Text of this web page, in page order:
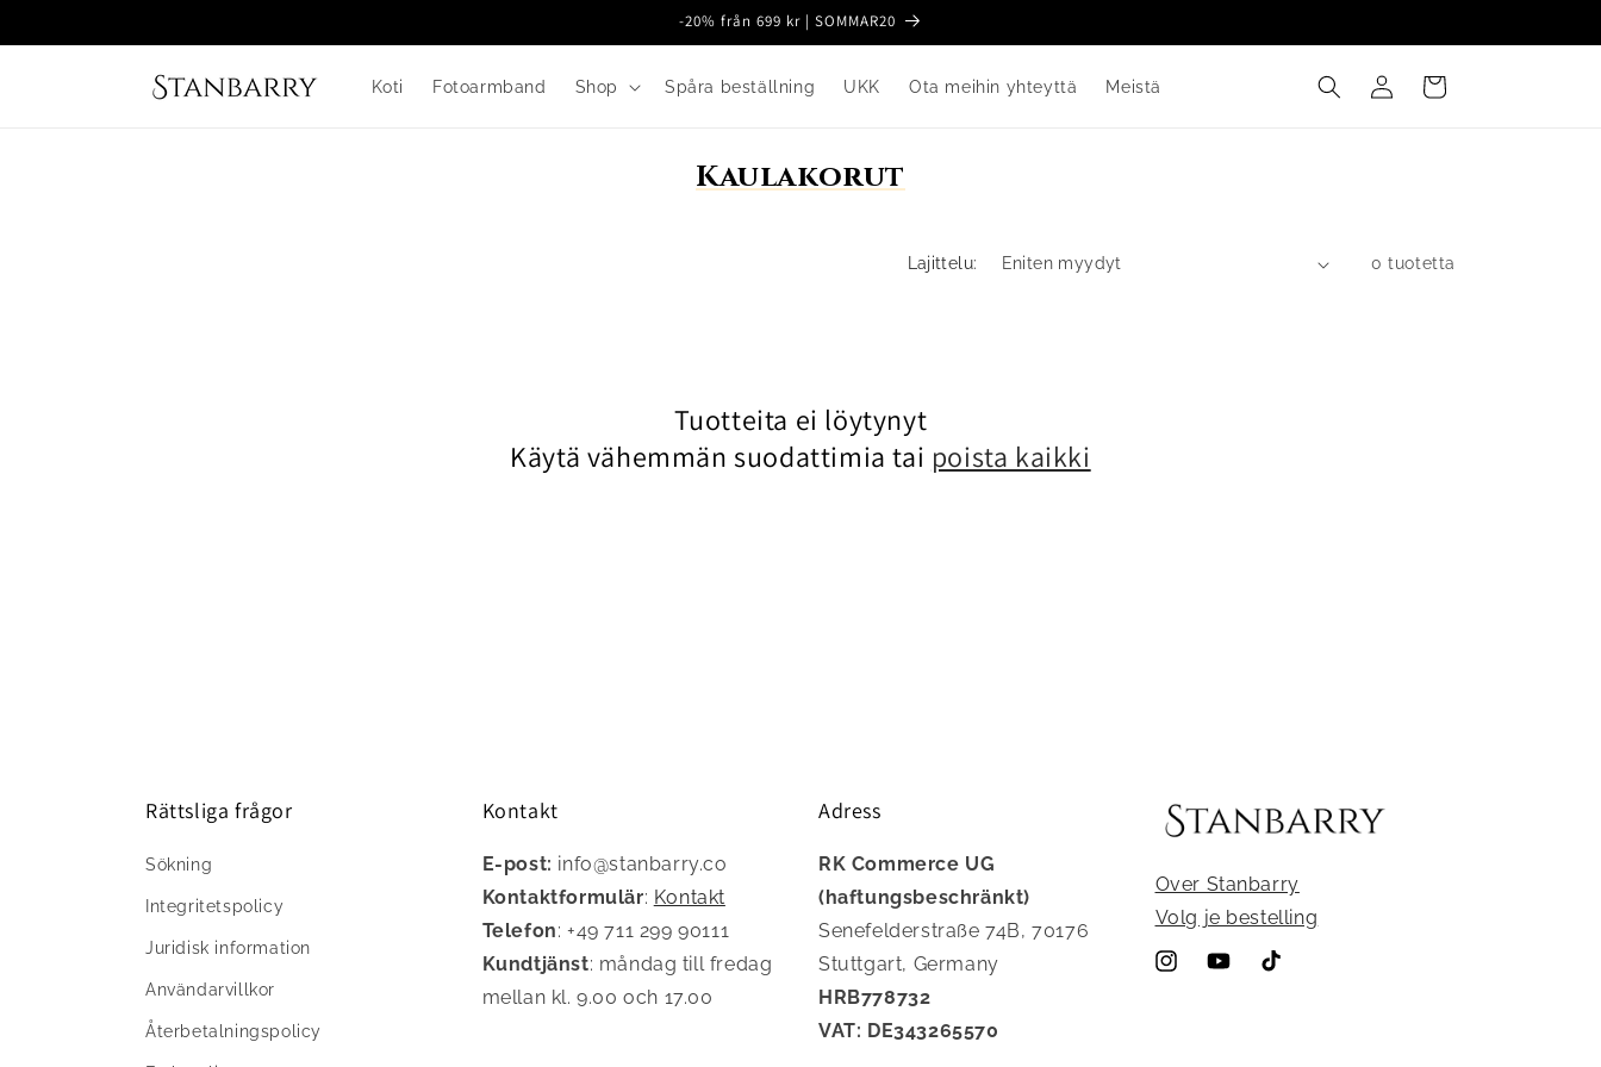
sisältöön
-20% från 699 kr | SOMMAR20
Koti Fotoarmband Shop Spåra beställning UKK Ota meihin yhteyttä Meistä
sisään
Ostoskori
K
a
:
Kaulakorut
Lajittelu: 0 tuotetta
Tuotteita ei löytynyt
Käytä vähemmän suodattimia tai poista kaikki
Rättsliga frågor
Sökning
Integritetspolicy
Juridisk information
Användarvillkor
Återbetalningspolicy
Kontakt
E-post: info@stanbarry.co
Kontaktformulär: Kontakt
Telefon: +49 711 299 90111
Kundtjänst: måndag till fredag
mellan kl. 9.00 och 17.00
Adress
RK Commerce UG
(haftungsbeschränkt)
Senefelderstraße 74B, 70176
Stuttgart, Germany
HRB778732
VAT: DE343265570
Over Stanbarry
Volg je bestelling
InstagramYouTubeTikTok